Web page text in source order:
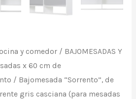
y comedor / BAJOMESADAS Y
x 60 cm de
/ Bajomesada “Sorrento”, de
gris casciana (para mesadas